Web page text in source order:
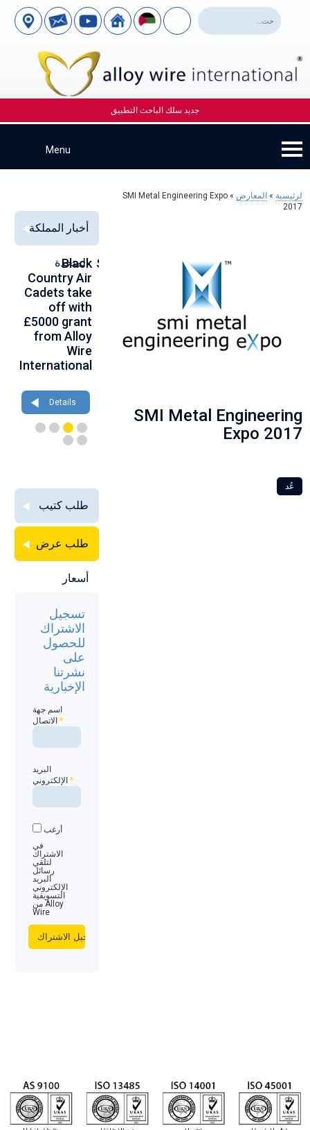
جديد سلك الباحث التطبيق
لرئيسية » المعارض »
SMI Metal Engineering Expo
2017
SMI Metal Engineering
Expo 2017
عُد
أخبار المملكة
المتحدة
Alloy Wire
International
to toast its
birthday at
Wire 2026
Strengthening
at
Farnborough
2026
Black
Country Air
Cadets take
off with
£5000 grant
from Alloy
Wire
International
Details
طلب كتيب
طلب عرض
أسعار
تسجيل
الاشتراك
للحصول
على
نشرتنا
الإخبارية
اسم جهة
الاتصال*
البريد
الإلكتروني*
أرغب
في
الاشتراك
لتلقي
رسائل
البريد
الإلكتروني
التسويقية
من Alloy
Wire